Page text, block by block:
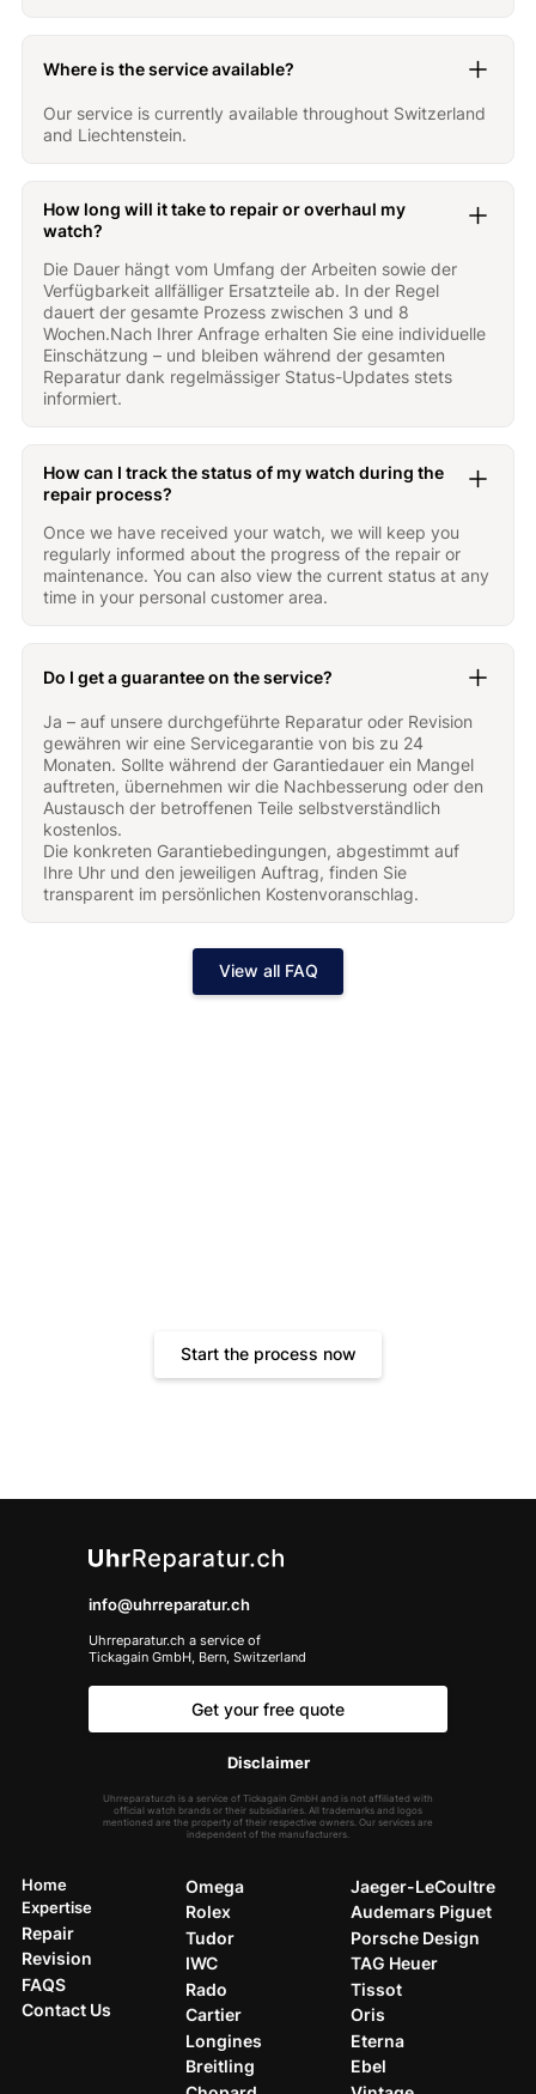
Where is the service available?
Our service is currently available throughout Switzerland
and Liechtenstein.
How long will it take to repair or overhaul my
watch?
Die Dauer hängt vom Umfang der Arbeiten sowie der
Verfügbarkeit allfälliger Ersatzteile ab. In der Regel
dauert der gesamte Prozess zwischen 3 und 8
Wochen.Nach Ihrer Anfrage erhalten Sie eine individuelle
Einschätzung – und bleiben während der gesamten
Reparatur dank regelmässiger Status-Updates stets
informiert.
How can I track the status of my watch during the
repair process?
Once we have received your watch, we will keep you
regularly informed about the progress of the repair or
maintenance. You can also view the current status at any
time in your personal customer area.
Do I get a guarantee on the service?
Ja – auf unsere durchgeführte Reparatur oder Revision
gewähren wir eine Servicegarantie von bis zu 24
Monaten. Sollte während der Garantiedauer ein Mangel
auftreten, übernehmen wir die Nachbesserung oder den
Austausch der betroffenen Teile selbstverständlich
kostenlos.
Die konkreten Garantiebedingungen, abgestimmt auf
Ihre Uhr und den jeweiligen Auftrag, finden Sie
transparent im persönlichen Kostenvoranschlag.
View all FAQ
Start the process now
info@uhrreparatur.ch
Uhrreparatur.ch a service of
Tickagain GmbH, Bern, Switzerland
Get your free quote
Disclaimer
Uhrreparatur.ch is a service of Tickagain GmbH and is not affiliated with
official watch brands or their subsidiaries. All trademarks and logos
mentioned are the property of their respective owners. Our services are
independent of the manufacturers.
Home
Expertise
Repair
Revision
FAQS
Contact Us
Omega
Rolex
Tudor
IWC
Rado
Cartier
Longines
Breitling
Jaeger-LeCoultre
Audemars Piguet
Porsche Design
TAG Heuer
Tissot
Oris
Eterna
Ebel